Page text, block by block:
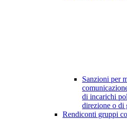
Sanzioni per
di incarichi
direzione o di
Rendiconti gruppi